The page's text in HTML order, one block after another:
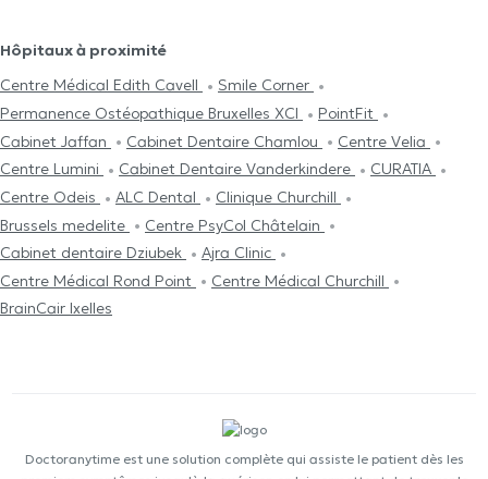
Hôpitaux à proximité
Centre Médical Edith Cavell
Smile Corner
Permanence Ostéopathique Bruxelles XCI
PointFit
Cabinet Jaffan
Cabinet Dentaire Chamlou
Centre Velia
Centre Lumini
Cabinet Dentaire Vanderkindere
CURATIA
Centre Odeis
ALC Dental
Clinique Churchill
Brussels medelite
Centre PsyCol Châtelain
Cabinet dentaire Dziubek
Ajra Clinic
Centre Médical Rond Point
Centre Médical Churchill
BrainCair Ixelles
Doctoranytime est une solution complète qui assiste le patient dès les